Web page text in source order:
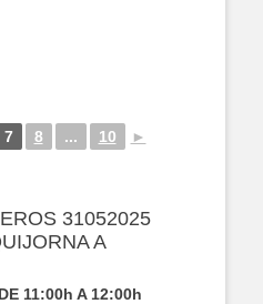
7 8 ... 10 ►
31052025
A
11:00h A 12:00h